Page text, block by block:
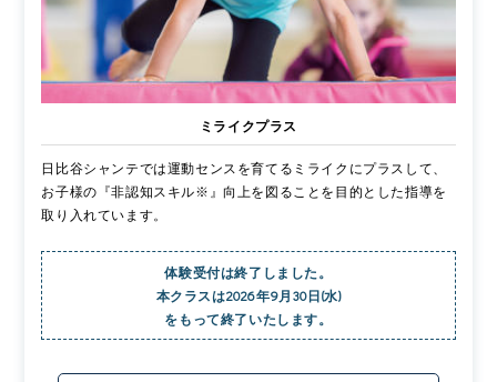
ミライクプラス
日比谷シャンテでは運動センスを育てるミライクにプラスして、
お子様の『非認知スキル※』向上を図ることを目的とした指導を
取り入れています。
体験受付は終了しました。
本クラスは2026年9月30日(水)
をもって終了いたします。